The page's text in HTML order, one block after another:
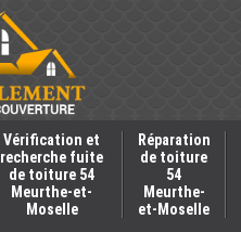
Vérification et
recherche fuite
de toiture 54
Meurthe-et-
Moselle
Réparation
de toiture
54
Meurthe-
et-Moselle